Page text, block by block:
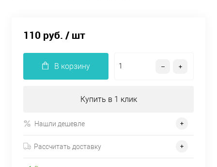
110 руб. / шт
В корзину
Купить в 1 клик
Нашли дешевле
Рассчитать доставку